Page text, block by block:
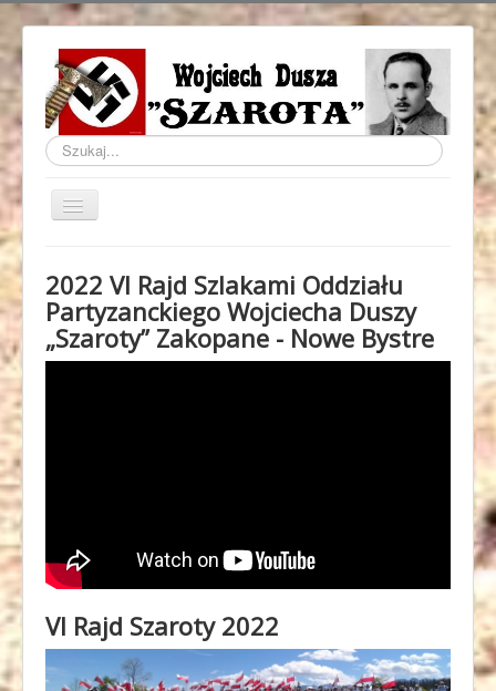
Szukaj...
Przełącz
Życiorys
Historia
2022 VI Rajd Szlakami Oddziału
Partyzanckiego Wojciecha Duszy
„Szaroty” Zakopane - Nowe Bystre
VI Rajd Szaroty 2022